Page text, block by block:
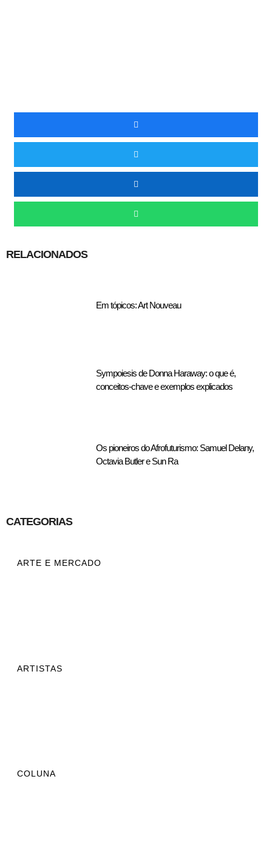
RELACIONADOS
Em tópicos: Art Nouveau
Sympoiesis de Donna Haraway: o que é,
conceitos-chave e exemplos explicados
Os pioneiros do Afrofuturismo: Samuel Delany,
Octavia Butler e Sun Ra
CATEGORIAS
ARTE E MERCADO
ARTISTAS
COLUNA